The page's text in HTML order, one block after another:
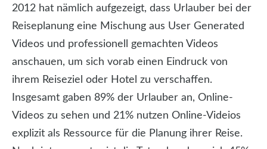
2012 hat nämlich aufgezeigt, dass Urlauber bei der
Reiseplanung eine Mischung aus User Generated
Videos und professionell gemachten Videos
anschauen, um sich vorab einen Eindruck von
ihrem Reiseziel oder Hotel zu verschaffen.
Insgesamt gaben 89% der Urlauber an, Online-
Videos zu sehen und 21% nutzen Online-Videios
explizit als Ressource für die Planung ihrer Reise.